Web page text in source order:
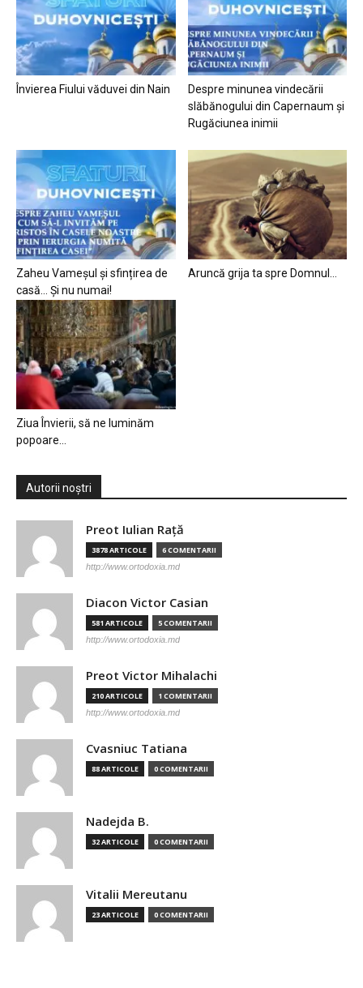
Învierea Fiului văduvei din Nain
Despre minunea vindecării
slăbănogului din Capernaum și
Rugăciunea inimii
Zaheu Vameșul și sfințirea de
casă… Și nu numai!
Aruncă grija ta spre Domnul…
Ziua Învierii, să ne luminăm
popoare…
Autorii noștri
Preot Iulian Raţă
3878 ARTICOLE 6 COMENTARII
http://www.ortodoxia.md
Diacon Victor Casian
581 ARTICOLE 5 COMENTARII
http://www.ortodoxia.md
Preot Victor Mihalachi
210 ARTICOLE 1 COMENTARII
http://www.ortodoxia.md
Cvasniuc Tatiana
88 ARTICOLE 0 COMENTARII
Nadejda B.
32 ARTICOLE 0 COMENTARII
Vitalii Mereutanu
23 ARTICOLE 0 COMENTARII